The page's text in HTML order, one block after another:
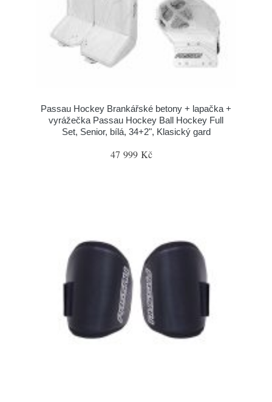
Passau Hockey Brankářské betony + lapačka +
vyrážečka Passau Hockey Ball Hockey Full
Set, Senior, bílá, 34+2", Klasický gard
47 999 Kč